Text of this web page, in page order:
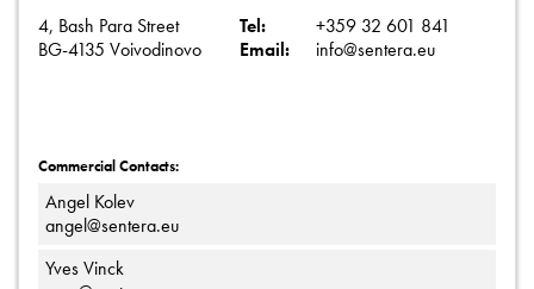
4, Bash Para Street
BG-4135 Voivodinovo
Tel:
+359 32 601 841
Email:
info@sentera.eu
Commercial Contacts:
Angel Kolev
angel@sentera.eu
Yves Vinck